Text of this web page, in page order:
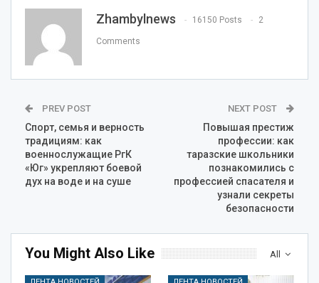
Zhambylnews 16150 Posts 2
Comments
PREV POST
Спорт, семья и верность
традициям: как
военнослужащие РгК
«Юг» укрепляют боевой
дух на воде и на суше
NEXT POST
Повышая престиж
профессии: как
таразские школьники
познакомились с
профессией спасателя и
узнали секреты
безопасности
All
You Might Also Like